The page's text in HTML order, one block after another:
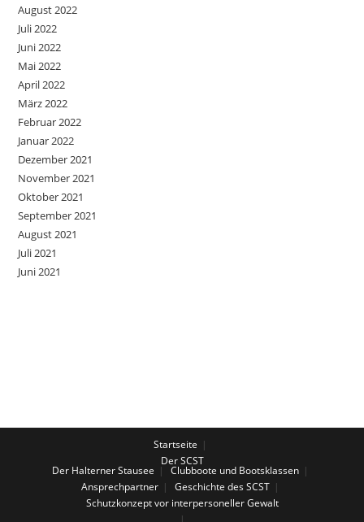
August 2022
Juli 2022
Juni 2022
Mai 2022
April 2022
März 2022
Februar 2022
Januar 2022
Dezember 2021
November 2021
Oktober 2021
September 2021
August 2021
Juli 2021
Juni 2021
Startseite
Der SCST
Der Halterner Stausee
Clubboote und Bootsklassen
Ansprechpartner
Geschichte des SCST
Schutzkonzept vor interpersoneller Gewalt